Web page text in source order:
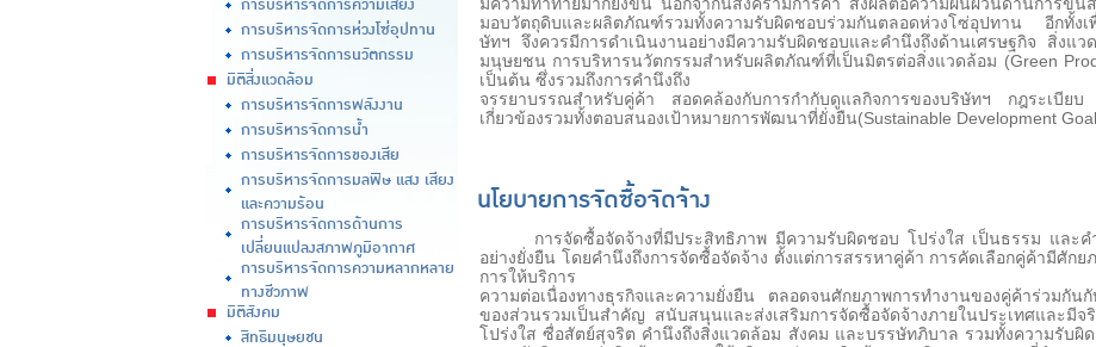
การบริหารจัดการห่วงโซ่อุปทาน
การบริหารจัดการนวัตกรรม
มิติสิ่งแวดล้อม
การบริหารจัดการพลังงาน
การบริหารจัดการน้ำ
การบริหารจัดการของเสีย
การบริหารจัดการมลพิษ แสง เสียง
และความร้อน
การบริหารจัดการด้านการ
เปลี่ยนแปลงสภาพภูมิอากาศ
การบริหารจัดการความหลากหลาย
ทางชีวภาพ
มิติสังคม
สิทธิมนุษยชน
มอบวัตถุดิบและผลิตภัณฑ์รวมทั้งความรับผิดชอบร่วมกันตลอดห่วงโซ่อุปทาน อีกทั้งเ
ษัทฯ จึงควรมีการดำเนินงานอย่างมีความรับผิดชอบและคำนึงถึงด้านเศรษฐกิจ สิ่งแ
มนุษยชน การบริหารนวัตกรรมสำหรับผลิตภัณฑ์ที่เป็นมิตรต่อสิ่งแวดล้อม (Green
เป็นต้น ซึ่งรวมถึงการคำนึงถึง
จรรยาบรรณสำหรับคู่ค้า สอดคล้องกับการกำกับดูแลกิจการของบริษัทฯ กฎระเบี
เกี่ยวข้องรวมทั้งตอบสนองเป้าหมายการพัฒนาที่ยั่งยืน(Sustainable Development
นโยบายการจัดซื้อจัดจ้าง
การจัดซื้อจัดจ้างที่มีประสิทธิภาพ มีความรับผิดชอบ โปร่งใส เป็นธรรม และคำ
อย่างยั่งยืน โดยคำนึงถึงการจัดซื้อจัดจ้าง ตั้งแต่การสรรหาคู่ค้า การคัดเลือกคู่ค้ามีศั
การให้บริการ
ความต่อเนื่องทางธุรกิจและความยั่งยืน ตลอดจนศักยภาพการทำงานของคู่ค้าร่วมกั
ของส่วนรวมเป็นสำคัญ สนับสนุนและส่งเสริมการจัดซื้อจัดจ้างภายในประเทศและมี
โปร่งใส ซื่อสัตย์สุจริต คำนึงถึงสิ่งแวดล้อม สังคม และบรรษัทภิบาล รวมทั้งความรับผิ